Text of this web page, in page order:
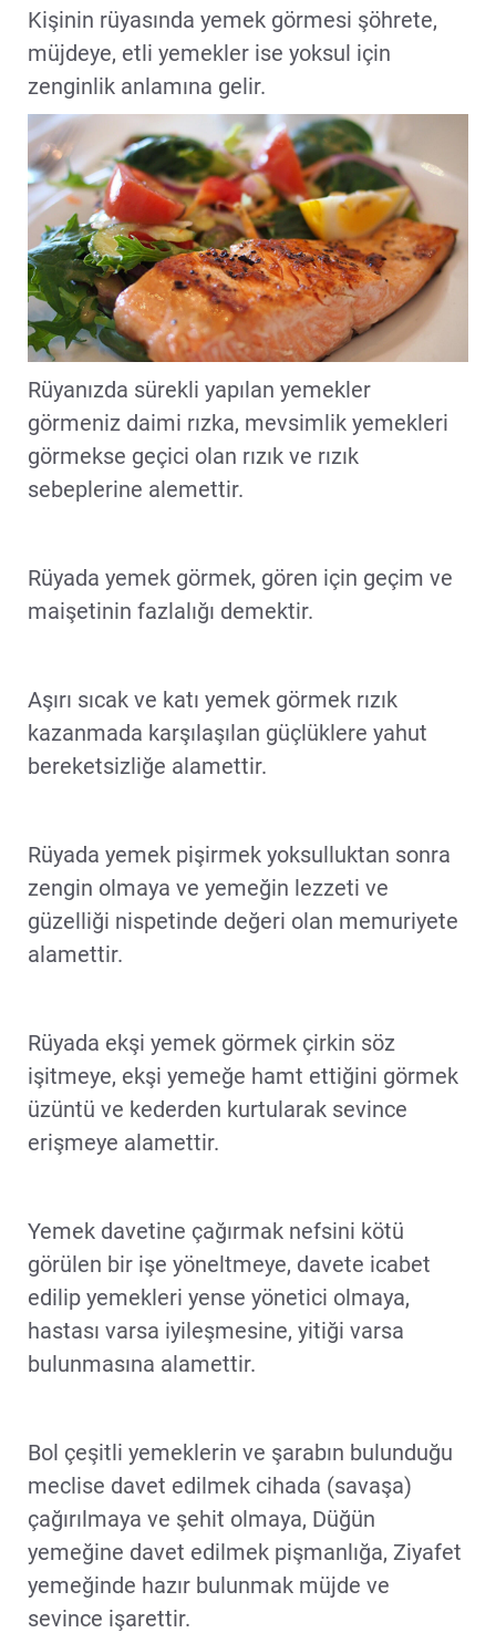
Kişinin rüyasında yemek görmesi şöhrete,
müjdeye, etli yemekler ise yoksul için
zenginlik anlamına gelir.
Rüyanızda sürekli yapılan yemekler
görmeniz daimi rızka, mevsimlik yemekleri
görmekse geçici olan rızık ve rızık
sebeplerine alemettir.
Rüyada yemek görmek, gören için geçim ve
maişetinin fazlalığı demektir.
Aşırı sıcak ve katı yemek görmek rızık
kazanmada karşılaşılan güçlüklere yahut
bereketsizliğe alamettir.
Rüyada yemek pişirmek yoksulluktan sonra
zengin olmaya ve yemeğin lezzeti ve
güzelliği nispetinde değeri olan memuriyete
alamettir.
Rüyada ekşi yemek görmek çirkin söz
işitmeye, ekşi yemeğe hamt ettiğini görmek
üzüntü ve kederden kurtularak sevince
erişmeye alamettir.
Yemek davetine çağırmak nefsini kötü
görülen bir işe yöneltmeye, davete icabet
edilip yemekleri yense yönetici olmaya,
hastası varsa iyileşmesine, yitiği varsa
bulunmasına alamettir.
Bol çeşitli yemeklerin ve şarabın bulunduğu
meclise davet edilmek cihada (savaşa)
çağırılmaya ve şehit olmaya, Düğün
yemeğine davet edilmek pişmanlığa, Ziyafet
yemeğinde hazır bulunmak müjde ve
sevince işarettir.